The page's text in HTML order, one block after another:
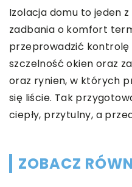
Izolacja domu to jeden
zadbania o komfort
przeprowadzić kontrolę
szczelność okien oraz
oraz rynien, w których
się liście. Tak
ciepły, przytulny, a
ZOBACZ